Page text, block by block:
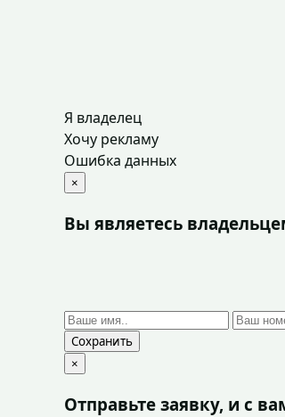
Я владелец
Хочу рекламу
Ошибка данных
×
Вы являетесь
Сохранить
×
Отправьте заявку, и с